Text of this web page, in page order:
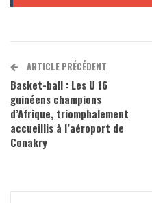
ARTICLE PRÉCÉDENT
Basket-ball : Les U 16
guinéens champions
d’Afrique, triomphalement
accueillis à l’aéroport de
Conakry